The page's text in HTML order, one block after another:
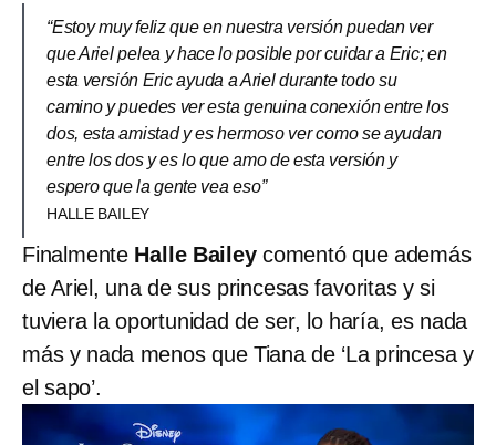
“Estoy muy feliz que en nuestra versión puedan ver
que Ariel pelea y hace lo posible por cuidar a Eric; en
esta versión Eric ayuda a Ariel durante todo su
camino y puedes ver esta genuina conexión entre los
dos, esta amistad y es hermoso ver como se ayudan
entre los dos y es lo que amo de esta versión y
espero que la gente vea eso”
HALLE BAILEY
Finalmente Halle Baileycomentó que además
de Ariel, una de sus princesas favoritas y si
tuviera la oportunidad de ser, lo haría, es nada
más y nada menos que Tiana de ‘La princesa y
el sapo’.